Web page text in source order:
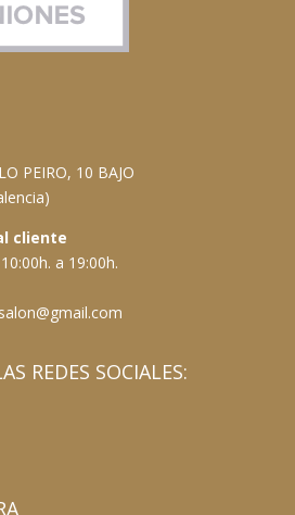
PEIRO, 10 BAJO
cliente
a 19:00h.
REDES SOCIALES: